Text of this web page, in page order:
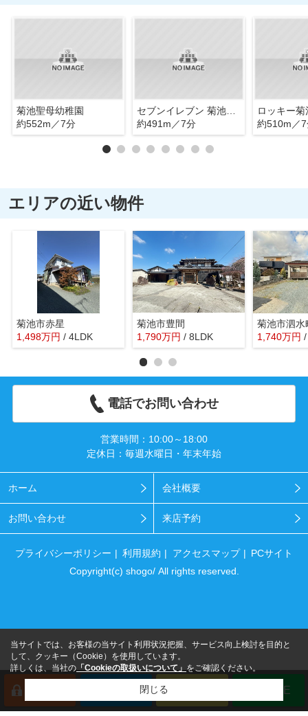
菊池聖母幼稚園
約552m／7分
セブンイレブン 菊池中央店
約491m／7分
ロッキー菊
約510m／
エリアの近い物件
菊池市赤星
1,498万円 / 4LDK
菊池市豊間
1,790万円 / 8LDK
菊池市泗水
1,740万円
電話でお問い合わせ
営業時間：10:00～18:00
定休日：毎週水曜日・年末年始
ホーム 会社概要
お問い合わせ 来店予約
プライバシーポリシー 利用規約 アクセスマップ
PCサイト
Copyright(c) shogo/ All rights reserved.
来店予約 LINE
当サイトでは、お客様の当サイト利用状況把握、サービス向上検討を目的と
して、クッキー（Cookie）を使用しています。
詳しくは、当社の「Cookieの取扱いについて」をご確認ください。
閉じる